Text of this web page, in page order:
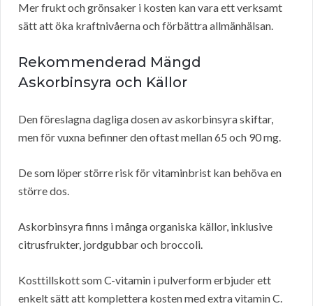
Mer frukt och grönsaker i kosten kan vara ett verksamt
sätt att öka kraftnivåerna och förbättra allmänhälsan.
Rekommenderad Mängd
Askorbinsyra och Källor
Den föreslagna dagliga dosen av askorbinsyra skiftar,
men för vuxna befinner den oftast mellan 65 och 90 mg.
De som löper större risk för vitaminbrist kan behöva en
större dos.
Askorbinsyra finns i många organiska källor, inklusive
citrusfrukter, jordgubbar och broccoli.
Kosttillskott som C-vitamin i pulverform erbjuder ett
enkelt sätt att komplettera kosten med extra vitamin C.